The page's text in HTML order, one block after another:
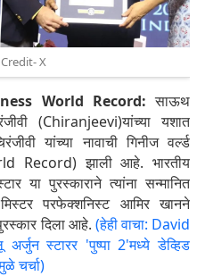
X
World Record:साऊथ
(Chiranjeevi)यांच्या यशात
यांच्या नावाची गिनीज वर्ल्ड
Record) झाली आहे. भारतीय
या पुरस्काराने त्यांना सन्मानित
परफेक्शनिस्ट आमिर खानने
दिला आहे. (हेही वाचा: David
स्टारर 'पुष्पा 2'मध्ये डेव्हिड
चर्चा)